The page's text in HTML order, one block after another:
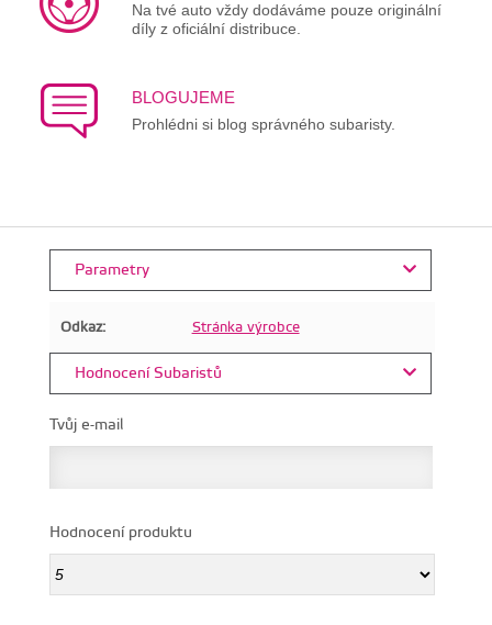
Na tvé auto vždy dodáváme pouze originální
díly z oficiální distribuce.
BLOGUJEME
Prohlédni si blog správného subaristy.
Parametry
Odkaz: Stránka výrobce
Hodnocení Subaristů
Tvůj e-mail
Hodnocení produktu